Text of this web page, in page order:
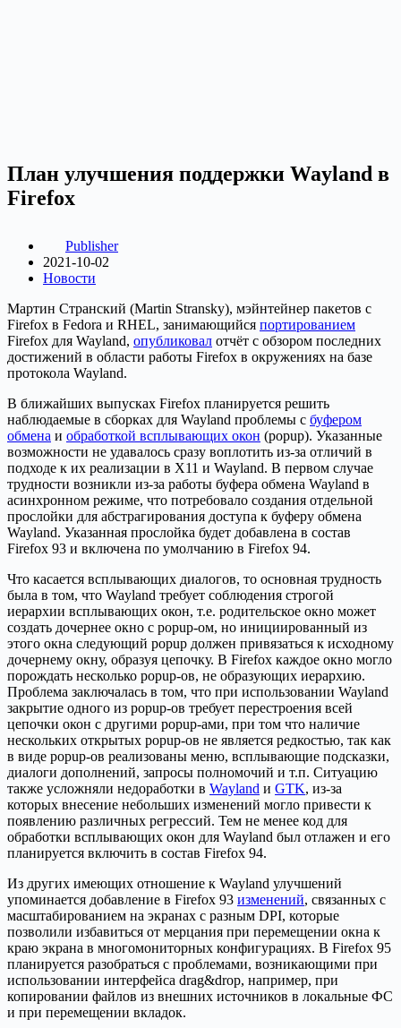
План улучшения поддержки Wayland в
Firefox
Publisher
2021-10-02
Новости
Мартин Странский (Martin Stransky), мэйнтейнер пакетов с
Firefox в Fedora и RHEL, занимающийся портированием
Firefox для Wayland, опубликовал отчёт с обзором последних
достижений в области работы Firefox в окружениях на базе
протокола Wayland.
В ближайших выпусках Firefox планируется решить
наблюдаемые в сборках для Wayland проблемы с буфером
обмена и обработкой всплывающих окон (popup). Указанные
возможности не удавалось сразу воплотить из-за отличий в
подходе к их реализации в X11 и Wayland. В первом случае
трудности возникли из-за работы буфера обмена Wayland в
асинхронном режиме, что потребовало создания отдельной
прослойки для абстрагирования доступа к буферу обмена
Wayland. Указанная прослойка будет добавлена в состав
Firefox 93 и включена по умолчанию в Firefox 94.
Что касается всплывающих диалогов, то основная трудность
была в том, что Wayland требует соблюдения строгой
иерархии всплывающих окон, т.е. родительское окно может
создать дочернее окно с popup-ом, но инициированный из
этого окна следующий popup должен привязаться к исходному
дочернему окну, образуя цепочку. В Firefox каждое окно могло
порождать несколько popup-ов, не образующих иерархию.
Проблема заключалась в том, что при использовании Wayland
закрытие одного из popup-ов требует перестроения всей
цепочки окон с другими popup-ами, при том что наличие
нескольких открытых popup-ов не является редкостью, так как
в виде popup-ов реализованы меню, всплывающие подсказки,
диалоги дополнений, запросы полномочий и т.п. Ситуацию
также усложняли недоработки в Wayland и GTK, из-за
которых внесение небольших изменений могло привести к
появлению различных регрессий. Тем не менее код для
обработки всплывающих окон для Wayland был отлажен и его
планируется включить в состав Firefox 94.
Из других имеющих отношение к Wayland улучшений
упоминается добавление в Firefox 93 изменений, связанных с
масштабированием на экранах с разным DPI, которые
позволили избавиться от мерцания при перемещении окна к
краю экрана в многомониторных конфигурациях. В Firefox 95
планируется разобраться с проблемами, возникающими при
использовании интерфейса drag&drop, например, при
копировании файлов из внешних источников в локальные ФС
и при перемещении вкладок.